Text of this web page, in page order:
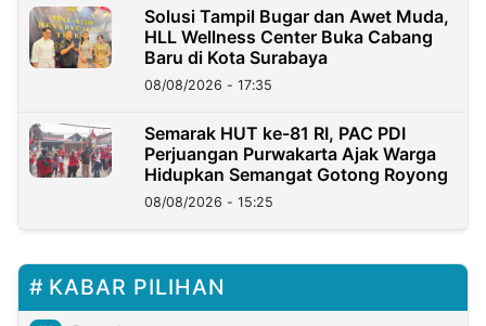
Solusi Tampil Bugar dan Awet Muda,
HLL Wellness Center Buka Cabang
Baru di Kota Surabaya
08/08/2026 - 17:35
Semarak HUT ke-81 RI, PAC PDI
Perjuangan Purwakarta Ajak Warga
Hidupkan Semangat Gotong Royong
08/08/2026 - 15:25
KABAR PILIHAN